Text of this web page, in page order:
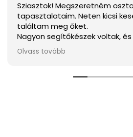
Sziasztok! Megszeretném
tapasztalataim. Neten kicsi
találtam meg őket.
Nagyon segítőkészek voltak,
tudtam megvenni mindent.
Ha elakarjátok kerülni a
Olvass tovább